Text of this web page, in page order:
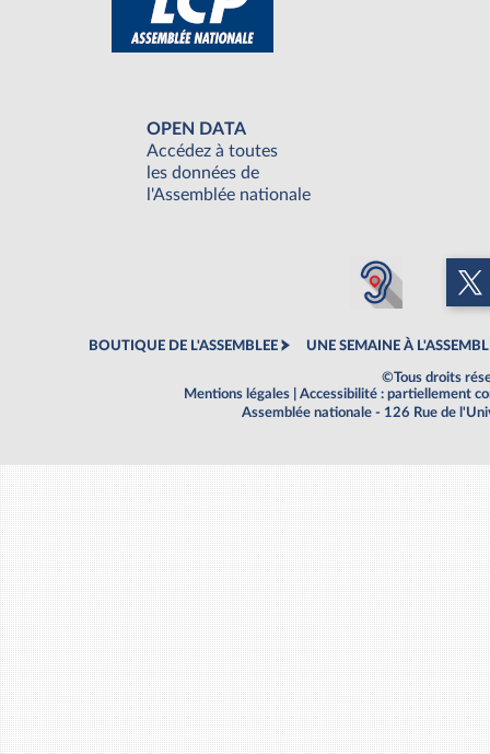
OPEN DATA
Accédez à toutes
les données de
l'Assemblée nationale
BOUTIQUE DE L'ASSEMBLEE UNE SEMAINE À
©Tous droits
Mentions légales
Accessibilité : partiellement
Assemblée nationale - 126 Rue de